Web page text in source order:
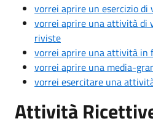
vorrei aprire un esercizio di
vorrei aprire una attività di
riviste
vorrei aprire una attività in
vorrei aprire una media-
vorrei esercitare una
Attività